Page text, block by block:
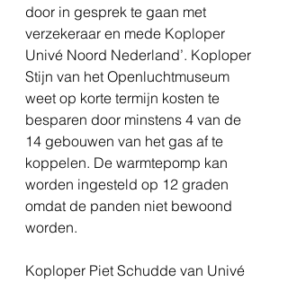
door in gesprek te gaan met
verzekeraar en mede Koploper
Univé Noord Nederland’. Koploper
Stijn van het Openluchtmuseum
weet op korte termijn kosten te
besparen door minstens 4 van de
14 gebouwen van het gas af te
koppelen. De warmtepomp kan
worden ingesteld op 12 graden
omdat de panden niet bewoond
worden.
Koploper Piet Schudde van Univé